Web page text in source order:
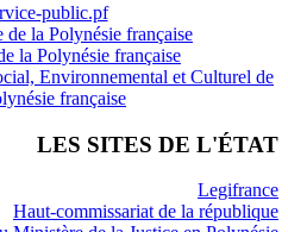
public.pf
de la Polynésie française
la Polynésie française
Environnemental et Culturel de
française
LES SITES DE L'ÉTAT
Legifrance
Haut-commissariat de la république